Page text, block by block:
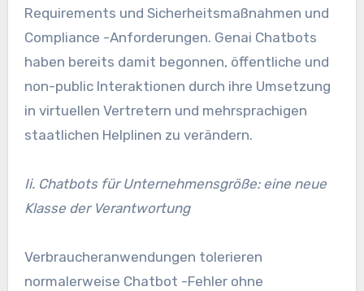
Requirements und Sicherheitsmaßnahmen und
Compliance -Anforderungen. Genai Chatbots
haben bereits damit begonnen, öffentliche und
non-public Interaktionen durch ihre Umsetzung
in virtuellen Vertretern und mehrsprachigen
staatlichen Helplinen zu verändern.
Ii. Chatbots für Unternehmensgröße: eine neue
Klasse der Verantwortung
Verbraucheranwendungen tolerieren
normalerweise Chatbot -Fehler ohne